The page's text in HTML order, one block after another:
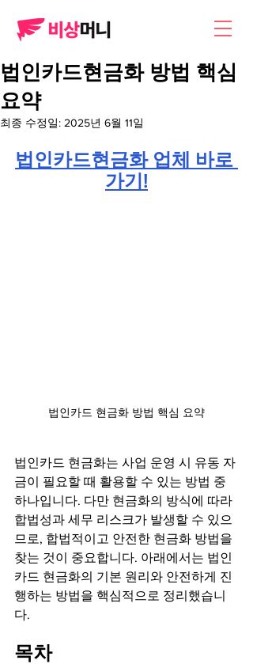
법인카드현금화 방법 핵심
요약
최종 수정일: 2025년 6월 11일
법인카드현금화 업체 바로
가기!
법인카드 현금화 방법 핵심 요약
법인카드 현금화는 사업 운영 시 유동 자
금이 필요할 때 활용할 수 있는 방법 중
하나입니다. 다만 현금화의 방식에 따라
합법성과 세무 리스크가 발생할 수 있으
므로, 합법적이고 안전한 현금화 방법을
찾는 것이 중요합니다. 아래에서는 법인
카드 현금화의 기본 원리와 안전하게 진
행하는 방법을 핵심적으로 정리했습니
다.
목차